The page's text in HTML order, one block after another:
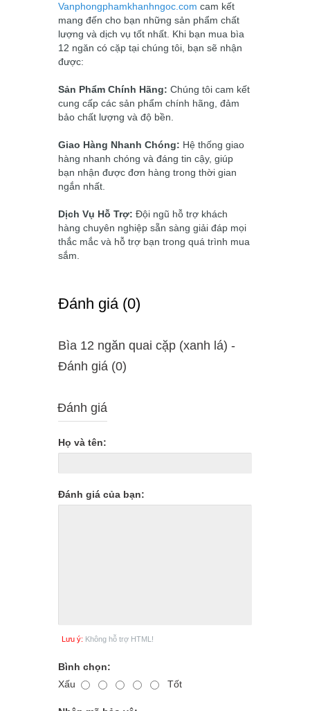
Vanphongphamkhanhngoc.com cam kết
mang đến cho bạn những sản phẩm chất
lượng và dịch vụ tốt nhất. Khi bạn mua bìa
12 ngăn có cặp tại chúng tôi, bạn sẽ nhận
được:
Sản Phẩm Chính Hãng: Chúng tôi cam kết
cung cấp các sản phẩm chính hãng, đảm
bảo chất lượng và độ bền.
Giao Hàng Nhanh Chóng: Hệ thống giao
hàng nhanh chóng và đáng tin cậy, giúp
bạn nhận được đơn hàng trong thời gian
ngắn nhất.
Dịch Vụ Hỗ Trợ: Đội ngũ hỗ trợ khách
hàng chuyên nghiệp sẵn sàng giải đáp mọi
thắc mắc và hỗ trợ bạn trong quá trình mua
sắm.
Ðánh giá (0)
Bìa 12 ngăn quai cặp (xanh lá) -
Ðánh giá (0)
Đánh giá
Họ và tên:
Đánh giá của bạn:
Lưu ý: Không hỗ trợ HTML!
Bình chọn:
Xấu
Tốt